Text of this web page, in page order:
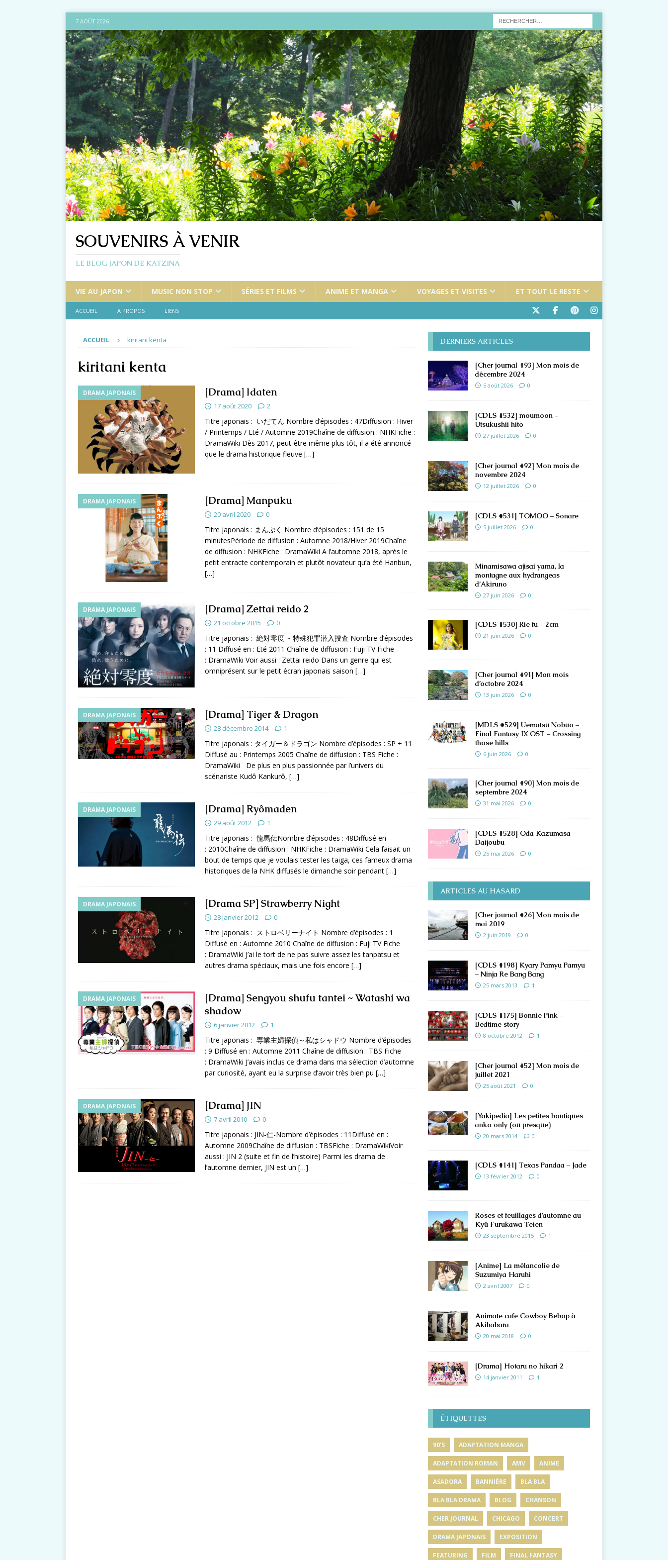
7 AOÛT 2026
SOUVENIRS À VENIR
LE BLOG JAPON DE KATZINA
VIE AU JAPON MUSIC NON STOP SÉRIES ET FILMS ANIME ET MANGA VOYAGES ET VISITES ET TOUT LE RESTE
ACCUEIL A PROPOS LIENS
ACCUEIL kiritani kenta
kiritani kenta
DRAMA JAPONAIS [Drama] Idaten
17 août 2020 2
Titre japonais : いだてん Nombre d’épisodes : 47Diffusion : Hiver
/ Printemps / Eté / Automne 2019Chaîne de diffusion : NHKFiche :
DramaWiki Dès 2017, peut-être même plus tôt, il a été annoncé
que le drama historique fleuve […]
DRAMA JAPONAIS [Drama] Manpuku
20 avril 2020 0
Titre japonais : まんぷく Nombre d’épisodes : 151 de 15
minutesPériode de diffusion : Automne 2018/Hiver 2019Chaîne
de diffusion : NHKFiche : DramaWiki A l’automne 2018, après le
petit entracte contemporain et plutôt novateur qu’a été Hanbun,
[…]
DRAMA JAPONAIS [Drama] Zettai reido 2
21 octobre 2015 0
Titre japonais : 絶対零度 ~ 特殊犯罪潜入捜査 Nombre d’épisodes
: 11 Diffusé en : Eté 2011 Chaîne de diffusion : Fuji TV Fiche
: DramaWiki Voir aussi : Zettai reido Dans un genre qui est
omniprésent sur le petit écran japonais saison […]
DRAMA JAPONAIS [Drama] Tiger & Dragon
28 décembre 2014 1
Titre japonais : タイガー＆ドラゴン Nombre d’épisodes : SP + 11
Diffusé au : Printemps 2005 Chaîne de diffusion : TBS Fiche :
DramaWiki De plus en plus passionnée par l’univers du
scénariste Kudô Kankurô, […]
DRAMA JAPONAIS [Drama] Ryômaden
29 août 2012 1
Titre japonais : 龍馬伝Nombre d’épisodes : 48Diffusé en
: 2010Chaîne de diffusion : NHKFiche : DramaWiki Cela faisait un
bout de temps que je voulais tester les taiga, ces fameux drama
historiques de la NHK diffusés le dimanche soir pendant […]
DRAMA JAPONAIS [Drama SP] Strawberry Night
28 janvier 2012 0
Titre japonais : ストロベリーナイト Nombre d’épisodes : 1
Diffusé en : Automne 2010 Chaîne de diffusion : Fuji TV Fiche
: DramaWiki J’ai le tort de ne pas suivre assez les tanpatsu et
autres drama spéciaux, mais une fois encore […]
DRAMA JAPONAIS
[Drama] Sengyou shufu tantei ~ Watashi wa
shadow
6 janvier 2012 1
Titre japonais : 専業主婦探偵～私はシャドウ Nombre d’épisodes
: 9 Diffusé en : Automne 2011 Chaîne de diffusion : TBS Fiche
: DramaWiki J’avais inclus ce drama dans ma sélection d’automne
par curiosité, ayant eu la surprise d’avoir très bien pu […]
DRAMA JAPONAIS [Drama] JIN
7 avril 2010 0
Titre japonais : JIN-仁-Nombre d’épisodes : 11Diffusé en :
Automne 2009Chaîne de diffusion : TBSFiche : DramaWikiVoir
aussi : JIN 2 (suite et fin de l’histoire) Parmi les drama de
l’automne dernier, JIN est un […]
DERNIERS ARTICLES
[Cher journal #93] Mon mois de
décembre 2024
5 août 2026 0
[CDLS #532] moumoon –
Utsukushii hito
27 juillet 2026 0
[Cher journal #92] Mon mois de
novembre 2024
12 juillet 2026 0
[CDLS #531] TOMOO – Sonare
5 juillet 2026 0
Minamisawa ajisai yama, la
montagne aux hydrangeas
d’Akiruno
27 juin 2026 0
[CDLS #530] Rie fu – 2cm
21 juin 2026 0
[Cher journal #91] Mon mois
d’octobre 2024
13 juin 2026 0
[MDLS #529] Uematsu Nobuo –
Final Fantasy IX OST – Crossing
those hills
6 juin 2026 0
[Cher journal #90] Mon mois de
septembre 2024
31 mai 2026 0
[CDLS #528] Oda Kazumasa –
Daijoubu
25 mai 2026 0
ARTICLES AU HASARD
[Cher journal #26] Mon mois de
mai 2019
2 juin 2019 0
[CDLS #198] Kyary Pamyu Pamyu
– Ninja Re Bang Bang
25 mars 2013 1
[CDLS #175] Bonnie Pink –
Bedtime story
8 octobre 2012 1
[Cher journal #52] Mon mois de
juillet 2021
25 août 2021 0
[Yakipedia] Les petites boutiques
anko only (ou presque)
20 mars 2014 0
[CDLS #141] Texas Pandaa – Jade
13 février 2012 0
Roses et feuillages d’automne au
Kyû Furukawa Teien
23 septembre 2015 1
[Anime] La mélancolie de
Suzumiya Haruhi
2 avril 2007 0
Animate cafe Cowboy Bebop à
Akihabara
20 mai 2018 0
[Drama] Hotaru no hikari 2
14 janvier 2011 1
ÉTIQUETTES
90'S ADAPTATION MANGA
ADAPTATION ROMAN AMV ANIME
ASADORA BANNIÈRE BLA BLA
BLA BLA DRAMA BLOG CHANSON
CHER JOURNAL CHICAGO CONCERT
DRAMA JAPONAIS EXPOSITION
FEATURING FILM FINAL FANTASY